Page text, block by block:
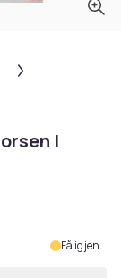
|
Få igjen